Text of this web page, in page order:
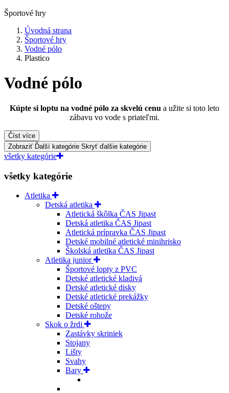
Športové hry
Úvodná strana
Športové hry
Vodné pólo
Plastico
Vodné pólo
Kúpte si loptu na vodné pólo za skvelú cenu a užite si toto leto
zábavu vo vode s priateľmi.
Číst více
Zobraziť Ďalší kategórie Skryť ďalšie kategórie
všetky kategórie
všetky kategórie
Atletika
Detská atletika
Atletická škôlka ČAS Jipast
Detská atletika ČAS Jipast
Atletická prípravka ČAS Jipast
Detské mobilné atletické minihrisko
Školská atletika ČAS Jipast
Atletika junior
Športové lopty z PVC
Detské atletické kladivá
Detské atletické disky
Detské atletické prekážky
Detské oštepy
Detské rohože
Skok o žrdi
Zastávky skriniek
Stojany
Lišty
Svahy
Bary